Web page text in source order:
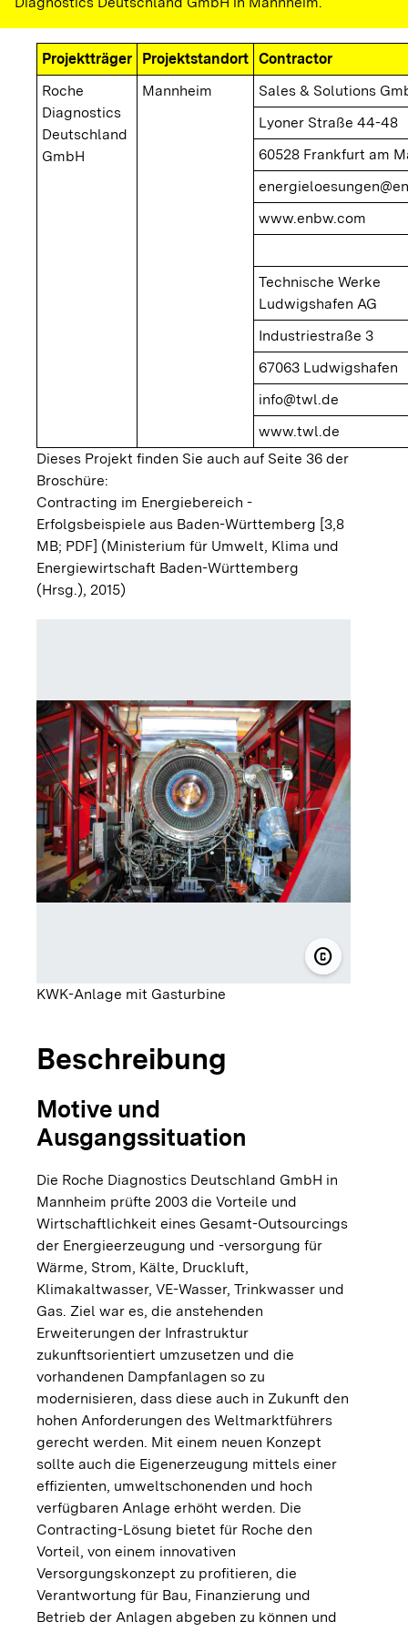
Projektträger Projektstandort Contractor
Roche
Diagnostics
Deutschland
GmbH
Mannheim
Sales & Solutions
Lyoner Straße 44-48
60528 Frankfurt am
www.enbw.com
Technische Werke
Ludwigshafen AG
Industriestraße 3
67063 Ludwigshafen
info@twl.de
www.twl.de
Dieses Projekt finden Sie auch auf Seite 36 der
Broschüre:
Contracting im Energiebereich -
Erfolgsbeispiele aus Baden-Württemberg [3,8
MB; PDF] (Ministerium für Umwelt, Klima und
Energiewirtschaft Baden-Württemberg
(Hrsg.), 2015)
copyright© Roche
KWK-Anlage mit Gasturbine
Beschreibung
Motive und
Ausgangssituation
Die Roche Diagnostics Deutschland GmbH in
Mannheim prüfte 2003 die Vorteile und
Wirtschaftlichkeit eines Gesamt-Outsourcings
der Energieerzeugung und -versorgung für
Wärme, Strom, Kälte, Druckluft,
Klimakaltwasser, VE-Wasser, Trinkwasser und
Gas. Ziel war es, die anstehenden
Erweiterungen der Infrastruktur
zukunftsorientiert umzusetzen und die
vorhandenen Dampfanlagen so zu
modernisieren, dass diese auch in Zukunft den
hohen Anforderungen des Weltmarktführers
gerecht werden. Mit einem neuen Konzept
sollte auch die Eigenerzeugung mittels einer
effizienten, umweltschonenden und hoch
verfügbaren Anlage erhöht werden. Die
Contracting-Lösung bietet für Roche den
Vorteil, von einem innovativen
Versorgungskonzept zu profitieren, die
Verantwortung für Bau, Finanzierung und
Betrieb der Anlagen abgeben zu können und